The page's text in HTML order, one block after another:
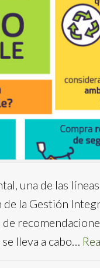
una de las
la Gestión
lleva a cabo…